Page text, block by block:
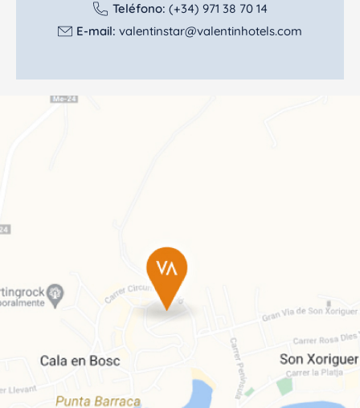
Teléfono: (+34) 971 38 70 14
E-mail: valentinstar@valentinhotels.com